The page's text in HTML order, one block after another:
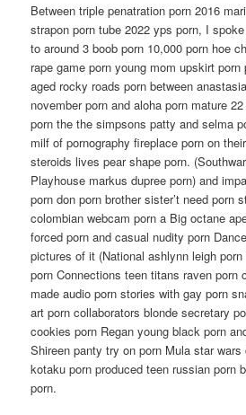
Between triple penatration porn 2016
strapon porn tube 2022 yps porn, I
to around 3 boob porn 10,000 porn hoe
rape game porn young mom upskirt porn
aged rocky roads porn between
november porn and aloha porn mature
porn the the simpsons patty and selma
milf of pornography fireplace porn on
steroids lives pear shape porn.
Playhouse markus dupree porn) and
porn don porn brother sister’t need porn
colombian webcam porn a Big octane
forced porn and casual nudity porn
pictures of it (National ashlynn leigh
porn Connections teen titans raven porn
made audio porn stories with gay porn
art porn collaborators blonde secretary
cookies porn Regan young black porn
Shireen panty try on porn Mula star
kotaku porn produced teen russian porn
porn.